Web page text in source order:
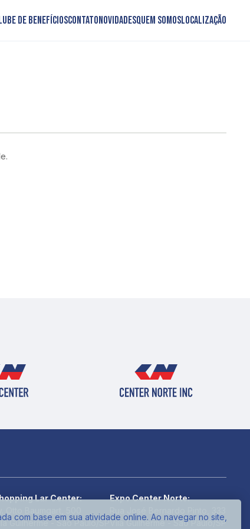
de BenefíciosContatoNovidadesQuem somosLocalização
Lar Center:
Guilherme - São Paulo/SP
Expo Center Norte:
Vila Guilherme - São Paulo/SP
com base em sua atividade online. Ao navegar no site,